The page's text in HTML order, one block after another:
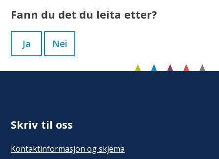
Fann du det du leita etter?
Ja Nei
Skriv til oss
Kontaktinformasjon og skjema